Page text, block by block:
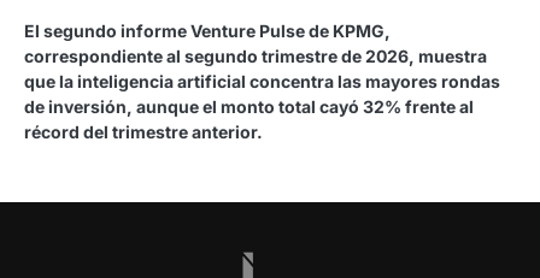
El segundo informe Venture Pulse de KPMG,
correspondiente al segundo trimestre de 2026, muestra
que la inteligencia artificial concentra las mayores rondas
de inversión, aunque el monto total cayó 32% frente al
récord del trimestre anterior.